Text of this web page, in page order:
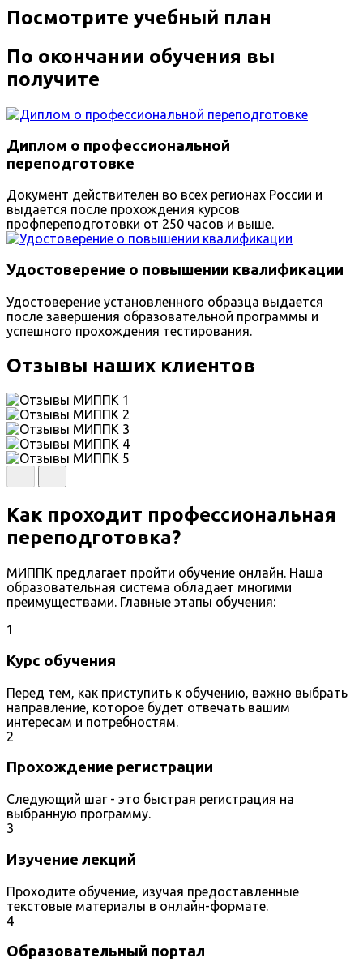
Посмотрите учебный план
По окончании обучения вы
получите
Диплом о профессиональной
переподготовке
Документ действителен во всех регионах России и
выдается после прохождения курсов
профпереподготовки от 250 часов и выше.
Удостоверение о повышении квалификации
Удостоверение установленного образца выдается
после завершения образовательной программы и
успешного прохождения тестирования.
Отзывы наших клиентов
Как проходит профессиональная
переподготовка?
МИППК предлагает пройти обучение онлайн. Наша
образовательная система обладает многими
преимуществами. Главные этапы обучения:
1
Курс обучения
Перед тем, как приступить к обучению, важно выбрать
направление, которое будет отвечать вашим
интересам и потребностям.
2
Прохождение регистрации
Следующий шаг - это быстрая регистрация на
выбранную программу.
3
Изучение лекций
Проходите обучение, изучая предоставленные
текстовые материалы в онлайн-формате.
4
Образовательный портал